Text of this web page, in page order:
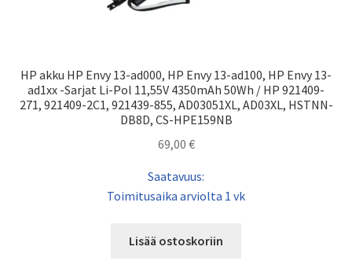
HP akku HP Envy 13-ad000, HP Envy 13-ad100, HP Envy 13-
ad1xx -Sarjat Li-Pol 11,55V 4350mAh 50Wh / HP 921409-
271, 921409-2C1, 921439-855, AD03051XL, AD03XL, HSTNN-
DB8D, CS-HPE159NB
69,00 €
Saatavuus:
Toimitusaika arviolta 1 vk
Lisää ostoskoriin